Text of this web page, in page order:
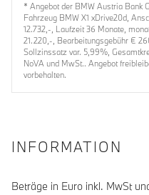
* Angebot der BMW Austria Bank
Fahrzeug BMW X1 xDrive20d,
12.732,-, Laufzeit 36 Monate,
21.220,-, Bearbeitungsgebühr €
Sollzinssatz var. 5,99%,
NoVA und MwSt.. Angebot
vorbehalten.
INFORMATION
Beträge in Euro inkl. MwSt